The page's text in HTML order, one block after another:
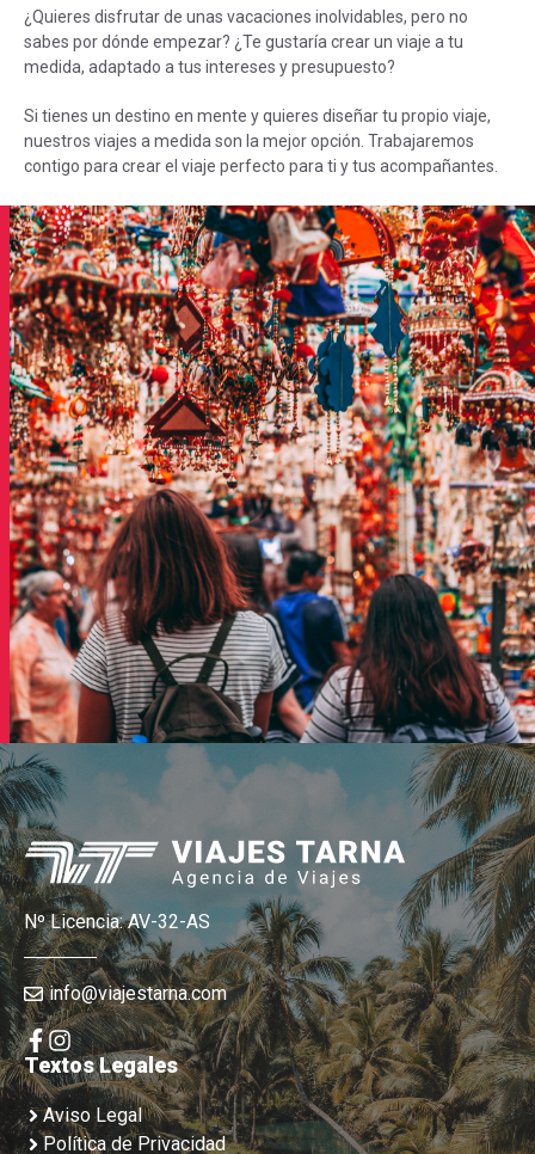
¿Quieres disfrutar de unas vacaciones inolvidables, pero no
sabes por dónde empezar? ¿Te gustaría crear un viaje a tu
medida, adaptado a tus intereses y presupuesto?
Si tienes un destino en mente y quieres diseñar tu propio viaje,
nuestros viajes a medida son la mejor opción. Trabajaremos
contigo para crear el viaje perfecto para ti y tus acompañantes.
Nº Licencia: AV-32-AS
info@viajestarna.com
Textos Legales
Aviso Legal
Política de Privacidad